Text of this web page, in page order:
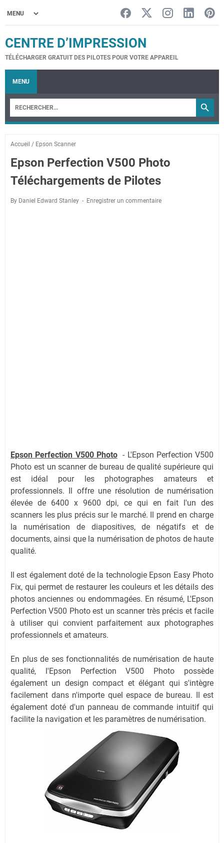
CENTRE D’IMPRESSION
TÉLÉCHARGER GRATUIT DES PILOTES POUR VOTRE APPAREIL
MENU
Accueil / Epson Scanner
Epson Perfection V500 Photo
Téléchargements de Pilotes
By Daniel Edward Stanley Enregistrer un commentaire
Epson Perfection V500 Photo - L'Epson Perfection V500
Photo est un scanner de bureau de qualité supérieure qui
est idéal pour les photographes amateurs et
professionnels. Il offre une résolution de numérisation
élevée de 6400 x 9600 dpi, ce qui en fait l'un des
scanners les plus précis sur le marché. Il prend en charge
la numérisation de diapositives, de négatifs et de
documents, ainsi que la numérisation de photos de haute
qualité.
Il est également doté de la technologie Epson Easy Photo
Fix, qui permet de restaurer les couleurs et les détails des
photos anciennes ou endommagées. En résumé, L'Epson
Perfection V500 Photo est un scanner très précis et facile
à utiliser qui convient parfaitement aux photographes
professionnels et amateurs.
En plus de ses fonctionnalités de numérisation de haute
qualité, l'Epson Perfection V500 Photo possède
également un design compact et élégant qui s'intègre
facilement dans n'importe quel espace de bureau. Il est
également doté d'un panneau de commande intuitif qui
facilite la navigation et les paramètres de numérisation.